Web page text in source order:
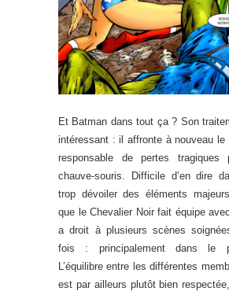
Et Batman dans tout ça ? Son
intéressant : il affronte à nouveau le
responsable de pertes tragiques
chauve-souris. Difficile d’en dire
trop dévoiler des éléments
que le Chevalier Noir fait équipe
a droit à plusieurs scènes
fois : principalement dans le
L’équilibre entre les différentes
est par ailleurs plutôt bien